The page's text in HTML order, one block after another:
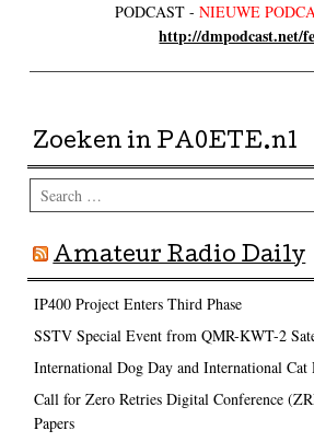
PODCAST -NIEUWE
http://dmpodcast.net/
Zoeken in PA0ETE.nl
Search
Amateur Radio Daily
IP400 Project Enters Third Phase
SSTV Special Event from QMR-KWT-2
International Dog Day and International Cat
Call for Zero Retries Digital Conference
Papers